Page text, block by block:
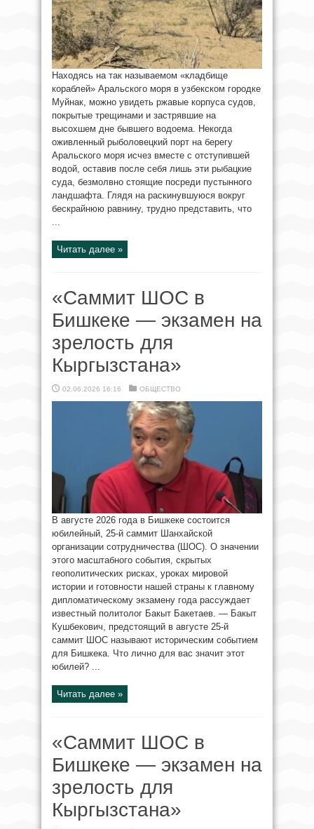
Находясь на так называемом «кладбище
кораблей» Аральского моря в узбекском городке
Муйнак, можно увидеть ржавые корпуса судов,
покрытые трещинами и застрявшие на
высохшем дне бывшего водоема. Некогда
оживленный рыболовецкий порт на берегу
Аральского моря исчез вместе с отступившей
водой, оставив после себя лишь эти рыбацкие
суда, безмолвно стоящие посреди пустынного
ландшафта. Глядя на раскинувшуюся вокруг
бескрайнюю равнину, трудно представить, что
...
Читать далее »
«Саммит ШОС в
Бишкеке — экзамен на
зрелость для
Кыргызстана»
02.06.2026 16:16 ОБЩЕСТВО
В августе 2026 года в Бишкеке состоится
юбилейный, 25-й саммит Шанхайской
организации сотрудничества (ШОС). О значении
этого масштабного события, скрытых
геополитических рисках, уроках мировой
истории и готовности нашей страны к главному
дипломатическому экзамену года рассуждает
известный политолог Бакыт Бакетаев. — Бакыт
Кушбекович, предстоящий в августе 25-й
саммит ШОС называют историческим событием
для Бишкека. Что лично для вас значит этот
юбилей? ...
Читать далее »
«Саммит ШОС в
Бишкеке — экзамен на
зрелость для
Кыргызстана»